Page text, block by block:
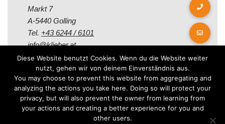
Markt 7
A-5440 Golling
Tel. +43 6244 / 6101
info@klieber.at
Öffungszeiten
Montag - Freitag:
08.00 - 12.00 Uhr
Diese Website benutzt Cookies. Wenn du die Website weiter
nutzt, gehen wir von deinem Einverständnis aus.
You may choose to prevent this website from aggregating and
analyzing the actions you take here. Doing so will protect your
privacy, but will also prevent the owner from learning from
your actions and creating a better experience for you and
other users.